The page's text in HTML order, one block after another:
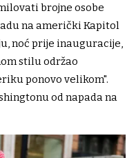
brojne osobe
na američki Kapitol
noć prije inauguracije,
stilu održao
ponovo velikom".
od napada na